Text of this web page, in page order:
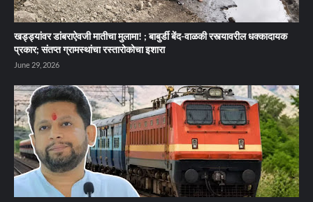
खड्ड्यांवर डांबराऐवजी मातीचा मुलामा! ; बाबुर्डी बेंद-वाळकी रस्त्यावरील धक्कादायक
प्रकार; संतप्त ग्रामस्थांचा रस्तारोकोचा इशारा
June 29, 2026